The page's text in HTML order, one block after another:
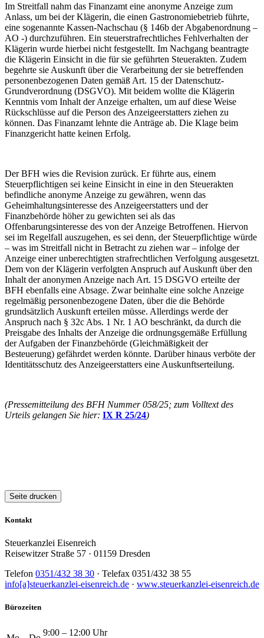
Im Streitfall nahm das Finanzamt eine anonyme Anzeige zum
Anlass, um bei der Klägerin, die einen Gastronomiebetrieb führte,
eine sogenannte Kassen-Nachschau (§ 146b der Abgabenordnung –
AO -) durchzuführen. Ein steuerstrafrechtliches Fehlverhalten der
Klägerin wurde hierbei nicht festgestellt. Im Nachgang beantragte
die Klägerin Einsicht in die für sie geführten Steuerakten. Zudem
begehrte sie Auskunft über die Verarbeitung der sie betreffenden
personenbezogenen Daten gemäß Art. 15 der Datenschutz-
Grundverordnung (DSGVO). Mit beidem wollte die Klägerin
Kenntnis vom Inhalt der Anzeige erhalten, um auf diese Weise
Rückschlüsse auf die Person des Anzeigeerstatters ziehen zu
können. Das Finanzamt lehnte die Anträge ab. Die Klage beim
Finanzgericht hatte keinen Erfolg.
Der BFH wies die Revision zurück. Er führte aus, einem
Steuerpflichtigen sei keine Einsicht in eine in den Steuerakten
befindliche anonyme Anzeige zu gewähren, wenn das
Geheimhaltungsinteresse des Anzeigeerstatters und der
Finanzbehörde höher zu gewichten sei als das
Offenbarungsinteresse des von der Anzeige Betroffenen. Hiervon
sei im Regelfall auszugehen, es sei denn, der Steuerpflichtige würde
– was im Streitfall nicht in Betracht zu ziehen war – infolge der
Anzeige einer unberechtigten strafrechtlichen Verfolgung ausgesetzt.
Dem von der Klägerin verfolgten Anspruch auf Auskunft über den
Inhalt der anonymen Anzeige nach Art. 15 DSGVO erteilte der
BFH ebenfalls eine Absage. Zwar beinhalte eine solche Anzeige
regelmäßig personenbezogene Daten, über die die Behörde
grundsätzlich Auskunft erteilen müsse. Allerdings werde der
Anspruch nach § 32c Abs. 1 Nr. 1 AO beschränkt, da durch die
Preisgabe des Inhalts der Anzeige die ordnungsgemäße Erfüllung
der Aufgaben der Finanzbehörde (Gleichmäßigkeit der
Besteuerung) gefährdet werden könnte. Darüber hinaus verböte der
Identitätsschutz des Anzeigeerstatters eine Auskunftserteilung.
(Pressemitteilung des BFH Nummer 058/25; zum Volltext des
Urteils gelangen Sie hier: IX R 25/24)
Seite drucken
Kontakt
Steuerkanzlei Eisenreich
Reisewitzer Straße 57 · 01159 Dresden
Telefon 0351/432 38 30 · Telefax 0351/432 38 55
info[a]steuerkanzlei-eisenreich.de · www.steuerkanzlei-eisenreich.de
Bürozeiten
9:00 – 12:00 Uhr